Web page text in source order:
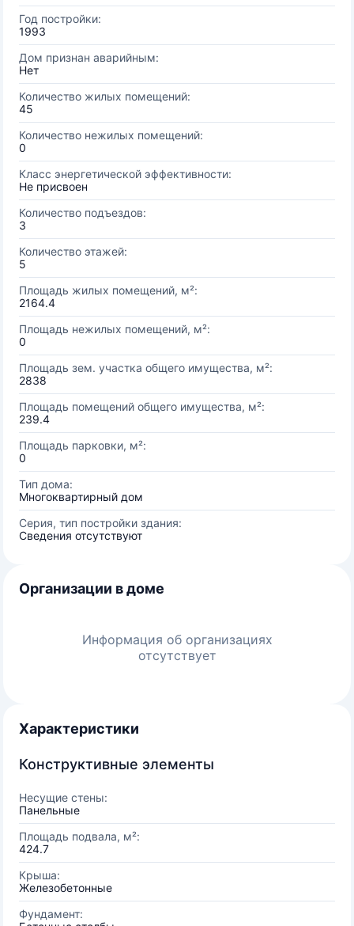
Год постройки:
1993
Дом признан аварийным:
Нет
Количество жилых помещений:
45
Количество нежилых помещений:
0
Класс энергетической эффективности:
Не присвоен
Количество подъездов:
3
Количество этажей:
5
Площадь жилых помещений, м²:
2164.4
Площадь нежилых помещений, м²:
0
Площадь зем. участка общего имущества, м²:
2838
Площадь помещений общего имущества, м²:
239.4
Площадь парковки, м²:
0
Тип дома:
Многоквартирный дом
Серия, тип постройки здания:
Сведения отсутствуют
Организации в доме
Информация об организациях
отсутствует
Характеристики
Конструктивные элементы
Несущие стены:
Панельные
Площадь подвала, м²:
424.7
Крыша:
Железобетонные
Фундамент: